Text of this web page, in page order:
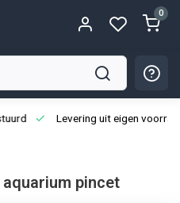
0
Levering uit eigen
pincet